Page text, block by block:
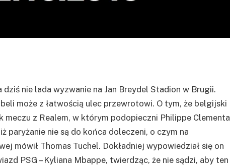
dziś nie lada wyzwanie na Jan Breydel Stadion w Brugii.
może z łatwością ulec przewrotowi. O tym, że belgijski
meczu z Realem, w którym podopieczni Philippe Clementa
paryżanie nie są do końca doleczeni, o czym na
mówił Thomas Tuchel. Dokładniej wypowiedział się on
PSG – Kyliana Mbappe, twierdząc, że nie sądzi, aby ten